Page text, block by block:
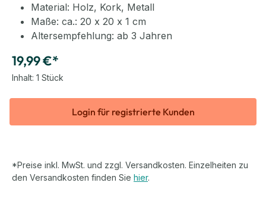
Material: Holz, Kork, Metall
Maße: ca.: 20 x 20 x 1 cm
Altersempfehlung: ab 3 Jahren
19,99 €*
Inhalt: 1 Stück
Login für registrierte Kunden
*Preise inkl. MwSt. und zzgl. Versandkosten. Einzelheiten zu
den Versandkosten finden Sie hier.